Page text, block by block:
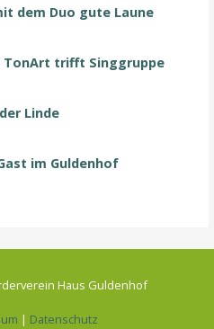
dem Duo gute Laune
TonArt trifft Singgruppe
Linde
im Guldenhof
Haus Guldenhof
| Datenschutz